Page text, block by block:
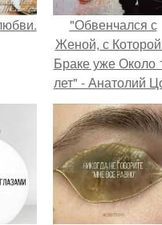
"Обвенчался с
Женой, с
Браке уже Около
лет" - Анатолий
удивил
поклонников
"тайной